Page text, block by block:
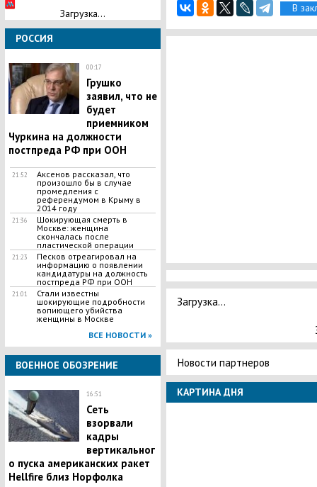
Загрузка...
РОССИЯ
00:17
Грушко
заявил, что не
будет
приемником
Чуркина на должности
постпреда РФ при ООН
21:52
Аксенов рассказал, что
произошло бы в случае
промедления с
референдумом в Крыму в
2014 году
21:36
​Шокирующая смерть в
Москве: женщина
скончалась после
пластической операции
21:23
Песков отреагировал на
информацию о появлении
кандидатуры на должность
постпреда РФ при ООН
21:01
Стали известны
шокирующие подробности
вопиющего убийства
женщины в Москве
ВСЕ НОВОСТИ »
ВОЕННОЕ ОБОЗРЕНИЕ
16:51
Сеть
взорвали
кадры
вертикальног
о пуска американских ракет
Hellfire близ Норфолка
В
Загрузка...
Новости партнеров
КАРТИНА ДНЯ